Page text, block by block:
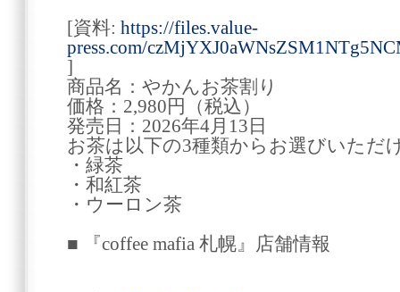
[資料: https://files.value-
press.com/
]
商品名：やかんお茶割り
価格：2,980円（税込）
発売日：2026年4月13日
お茶は以下の3種類からお選びいただ
・緑茶
・和紅茶
・ウーロン茶
■ 『coffee mafia 札幌』店舗情報